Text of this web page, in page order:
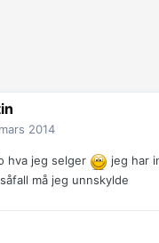
2014
hva jeg selger
jeg har
må jeg unnskylde